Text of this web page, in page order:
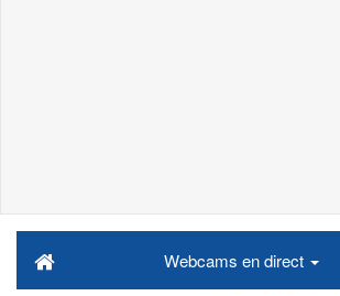
Webcams en direct